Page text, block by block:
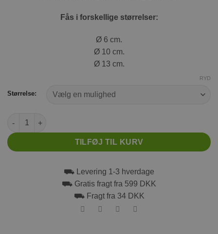
Fås i forskellige størrelser:
Ø 6 cm.
Ø 10 cm.
Ø 13 cm.
Størrelse:
RYD
Trixie Wicker bold antal
TILFØJ TIL KURV
⛟ Levering 1-3 hverdage
⛟ Gratis fragt fra 599 DKK
⛟ Fragt fra 34 DKK